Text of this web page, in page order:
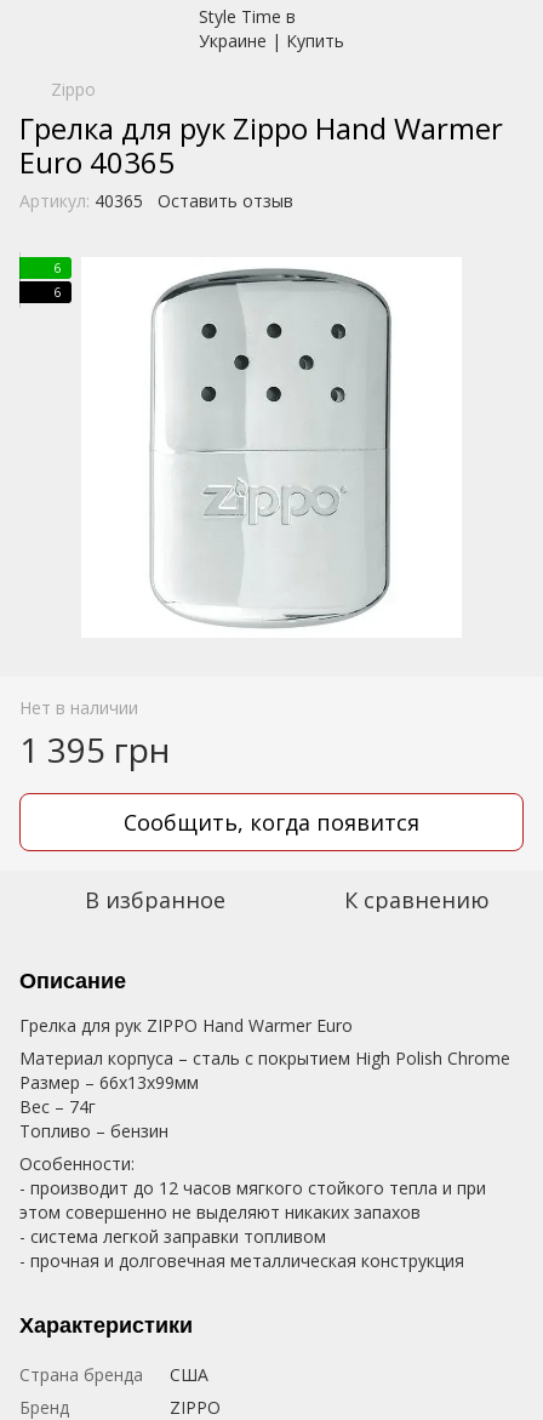
Zippo
Грелка для рук Zippo Hand Warmer
Euro 40365
Артикул: 40365 Оставить отзыв
6
6
Нет в наличии
1 395 грн
Сообщить, когда появится
В избранное К сравнению
Описание
Грелка для рук ZIPPO Hand Warmer Euro
Материал корпуса – сталь с покрытием High Polish Chrome
Размер – 66x13x99мм
Вес – 74г
Топливо – бензин
Особенности:
- производит до 12 часов мягкого стойкого тепла и при
этом совершенно не выделяют никаких запахов
- система легкой заправки топливом
- прочная и долговечная металлическая конструкция
Характеристики
Страна бренда
США
Бренд
ZIPPO